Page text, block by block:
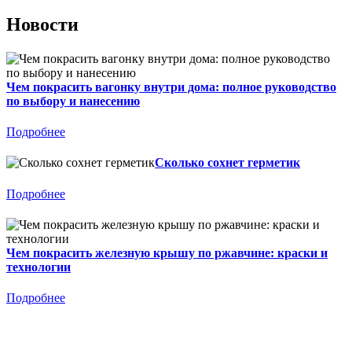
Новости
Чем покрасить вагонку внутри дома: полное руководство
по выбору и нанесению
Подробнее
Сколько сохнет герметик
Подробнее
Чем покрасить железную крышу по ржавчине: краски и
технологии
Подробнее